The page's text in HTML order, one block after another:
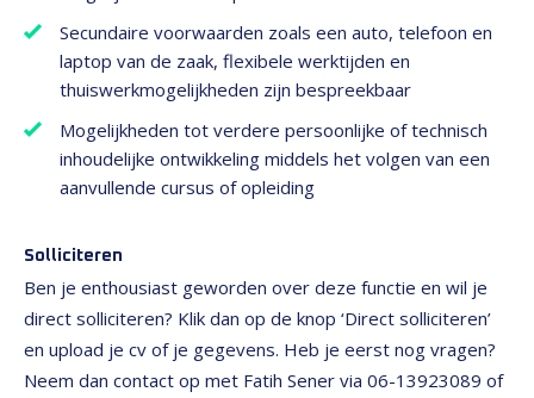
Secundaire voorwaarden zoals een auto, telefoon en
laptop van de zaak, flexibele werktijden en
thuiswerkmogelijkheden zijn bespreekbaar
Mogelijkheden tot verdere persoonlijke of technisch
inhoudelijke ontwikkeling middels het volgen van een
aanvullende cursus of opleiding
Solliciteren
Ben je enthousiast geworden over deze functie en wil je
direct solliciteren? Klik dan op de knop ‘Direct solliciteren’
en upload je cv of je gegevens. Heb je eerst nog vragen?
Neem dan contact op met Fatih Sener via 06-13923089 of